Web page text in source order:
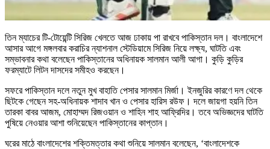
তিন ম্যাচের টি-টোয়েন্টি সিরিজ খেলতে আজ ঢাকায় পা রাখবে পাকিস্তান দল। বাংলাদেশে
আসার আগে মঙ্গলবার করাচির ন্যাশনাল স্টেডিয়ামে সিরিজ নিয়ে লক্ষ্য, ঘাটতি এবং
সম্ভাবনার কথা বলেছেন পাকিস্তানের অধিনায়ক সালমান আলী আগা। কুড়ি কুড়ির
ফরম্যাটে লিটন দাসদের সমীহও করছেন।
সফরে পাকিস্তান দলে নতুন মুখ বাহাতি পেসার সালমান মির্জা। ইনজুরির কারণে দল থেকে
ছিটকে গেছেন সহ-অধিনায়ক শাদাব খান ও পেসার হারিস রউফ। দলে জায়গা হয়নি তিন
তারকা বাবর আজম, মোহাম্মদ রিজওয়ান ও শাহিন শাহ আফ্রিদির। তবে অভিজ্ঞদের ঘাটতি
পুষিয়ে নেওয়ার আশা শুনিয়েছেন পাকিস্তানের কাপ্তান।
ঘরের মাঠে বাংলাদেশের শক্তিমত্তার কথা শুনিয়ে সালমান বলেছেন, ‘বাংলাদেশকে